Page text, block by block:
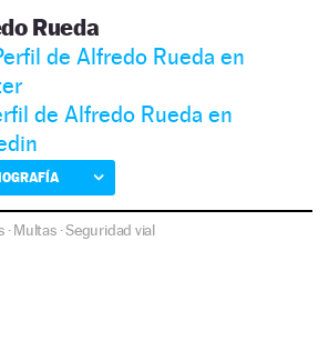
Rueda
de Alfredo Rueda en
de Alfredo Rueda en
·Multas·Seguridad vial